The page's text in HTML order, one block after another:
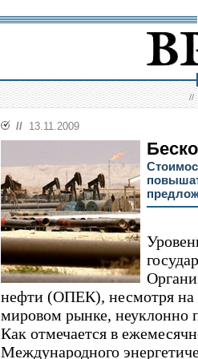
//
// 13.11.2009
нефти (ОПЕК), несмотря на
мировом рынке, неуклонно
Как отмечается в
Международного